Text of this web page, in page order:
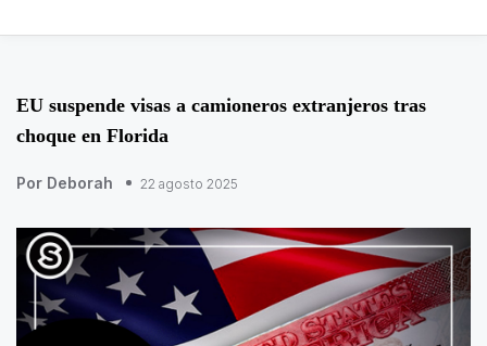
EU suspende visas a camioneros extranjeros tras
choque en Florida
Por Deborah 22 agosto 2025